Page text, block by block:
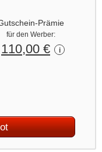
Prämie
für den Werber:
110,00 € i